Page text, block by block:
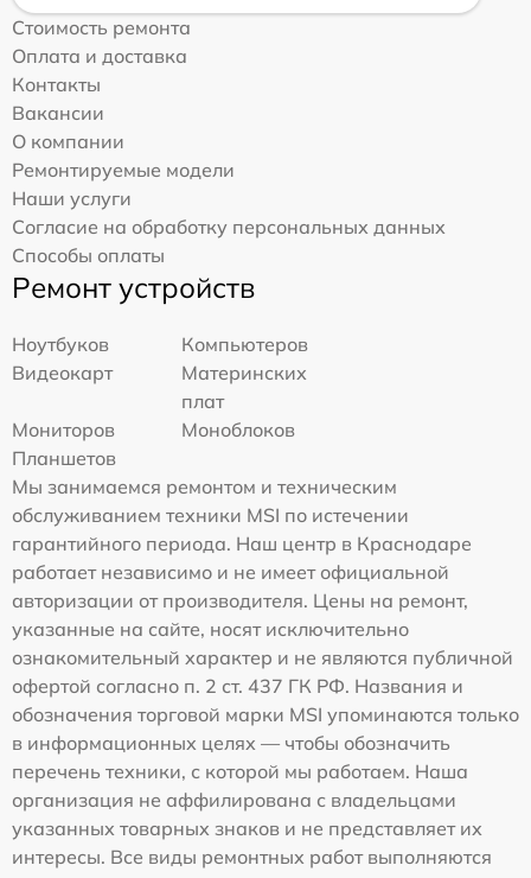
Стоимость ремонта
Оплата и доставка
Контакты
Вакансии
О компании
Ремонтируемые модели
Наши услуги
Согласие на обработку персональных данных
Способы оплаты
Ремонт устройств
Ноутбуков
Компьютеров
Видеокарт
Материнских
плат
Мониторов
Моноблоков
Планшетов
Мы занимаемся ремонтом и техническим
обслуживанием техники MSI по истечении
гарантийного периода. Наш центр в Краснодаре
работает независимо и не имеет официальной
авторизации от производителя. Цены на ремонт,
указанные на сайте, носят исключительно
ознакомительный характер и не являются публичной
офертой согласно п. 2 ст. 437 ГК РФ. Названия и
обозначения торговой марки MSI упоминаются только
в информационных целях — чтобы обозначить
перечень техники, с которой мы работаем. Наша
организация не аффилирована с владельцами
указанных товарных знаков и не представляет их
интересы. Все виды ремонтных работ выполняются